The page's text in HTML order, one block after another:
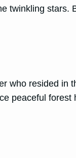
twinkling
who resided
peaceful